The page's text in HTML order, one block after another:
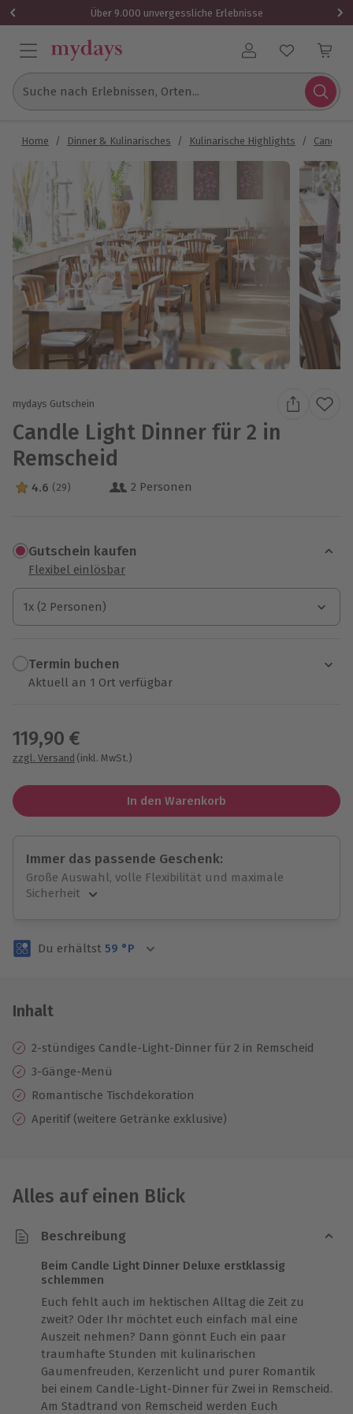
Über 9.000 unvergessliche Erlebnisse
Benutzerkonto
Suche nach Erlebnissen, Orten...
Home / Dinner & Kulinarisches / Kulinarische Highlights / Candle
mydays Gutschein
Candle Light Dinner für 2 in
Remscheid
4.6 Sterne von 5 aus 29 Bewertungen
4.6 (29) 2 Personen
Gutschein kaufen
Flexibel einlösbar
1x (2 Personen)
1x (2 Personen)
1x (2 Personen)
Termin buchen
Aktuell an 1 Ort verfügbar
119,90 €
zzgl. Versand (inkl. MwSt.)
In den Warenkorb
Immer das passende Geschenk:
Große Auswahl, volle Flexibilität und maximale
Sicherheit
Volle Flexibilität
3 Jahre gültig & verlängerbar.
Du erhältst 59 °P
Inhalt
2-stündiges Candle-Light-Dinner für 2 in Remscheid
3-Gänge-Menü
Romantische Tischdekoration
Aperitif (weitere Getränke exklusive)
Alles auf einen Blick
Beschreibung
Beim Candle Light Dinner Deluxe erstklassig
schlemmen
Euch fehlt auch im hektischen Alltag die Zeit zu
zweit? Oder Ihr möchtet euch einfach mal eine
Auszeit nehmen? Dann gönnt Euch ein paar
traumhafte Stunden mit kulinarischen
Gaumenfreuden, Kerzenlicht und purer Romantik
bei einem Candle-Light-Dinner für Zwei in Remscheid.
Am Stadtrand von Remscheid werden Euch